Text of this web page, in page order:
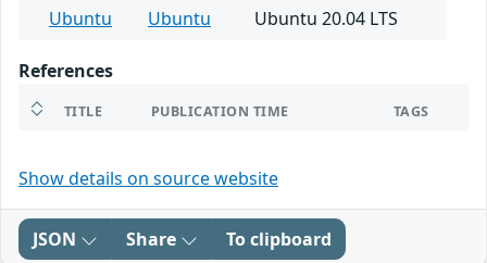
Ubuntu
Ubuntu Ubuntu 20.04 LTS
References
TITLE PUBLICATION TIME TAGS
Show details on source website
JSON Share To clipboard